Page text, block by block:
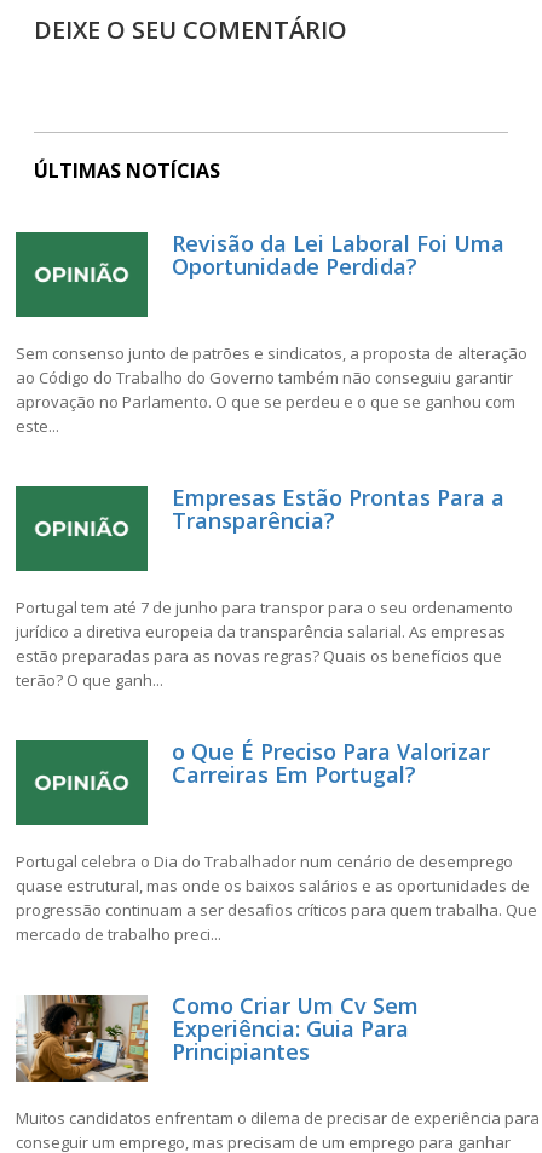
DEIXE O SEU COMENTÁRIO
ÚLTIMAS NOTÍCIAS
Revisão da Lei Laboral Foi Uma
Oportunidade Perdida?
Sem consenso junto de patrões e sindicatos, a proposta de alteração
ao Código do Trabalho do Governo também não conseguiu garantir
aprovação no Parlamento. O que se perdeu e o que se ganhou com
este...
Empresas Estão Prontas Para a
Transparência?
Portugal tem até 7 de junho para transpor para o seu ordenamento
jurídico a diretiva europeia da transparência salarial. As empresas
estão preparadas para as novas regras? Quais os benefícios que
terão? O que ganh...
o Que É Preciso Para Valorizar
Carreiras Em Portugal?
Portugal celebra o Dia do Trabalhador num cenário de desemprego
quase estrutural, mas onde os baixos salários e as oportunidades de
progressão continuam a ser desafios críticos para quem trabalha. Que
mercado de trabalho preci...
Como Criar Um Cv Sem
Experiência: Guia Para
Principiantes
Muitos candidatos enfrentam o dilema de precisar de experiência para
conseguir um emprego, mas precisam de um emprego para ganhar